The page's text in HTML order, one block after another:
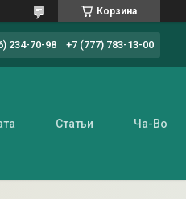
Корзина
234-70-98 +7 (777) 783-13-00
Статьи Ча-Во